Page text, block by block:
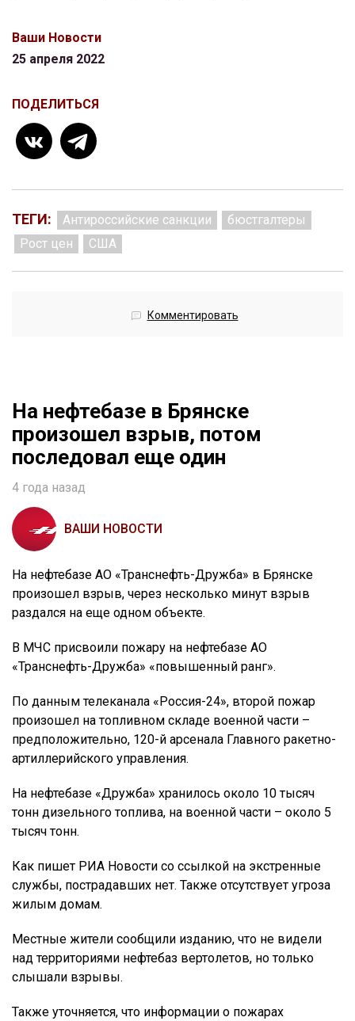
Ваши Новости
25 апреля 2022
ПОДЕЛИТЬСЯ
ТЕГИ: Антироссийские санкции
бюстгалтеры
Рост цен
США
Комментировать
На нефтебазе в Брянске
произошел взрыв, потом
последовал еще один
4 года назад
ВАШИ НОВОСТИ
На нефтебазе АО «Транснефть-Дружба» в Брянске
произошел взрыв, через несколько минут взрыв
раздался на еще одном объекте.
В МЧС присвоили пожару на нефтебазе АО
«Транснефть-Дружба» «повышенный ранг».
По данным телеканала «Россия-24», второй пожар
произошел на топливном складе военной части –
предположительно, 120-й арсенала Главного ракетно-
артиллерийского управления.
На нефтебазе «Дружба» хранилось около 10 тысяч
тонн дизельного топлива, на военной части – около 5
тысяч тонн.
Как пишет РИА Новости со ссылкой на экстренные
службы, пострадавших нет. Также отсутствует угроза
жилым домам.
Местные жители сообщили изданию, что не видели
над территориями нефтебаз вертолетов, но только
слышали взрывы.
Также уточняется, что информации о пожарах